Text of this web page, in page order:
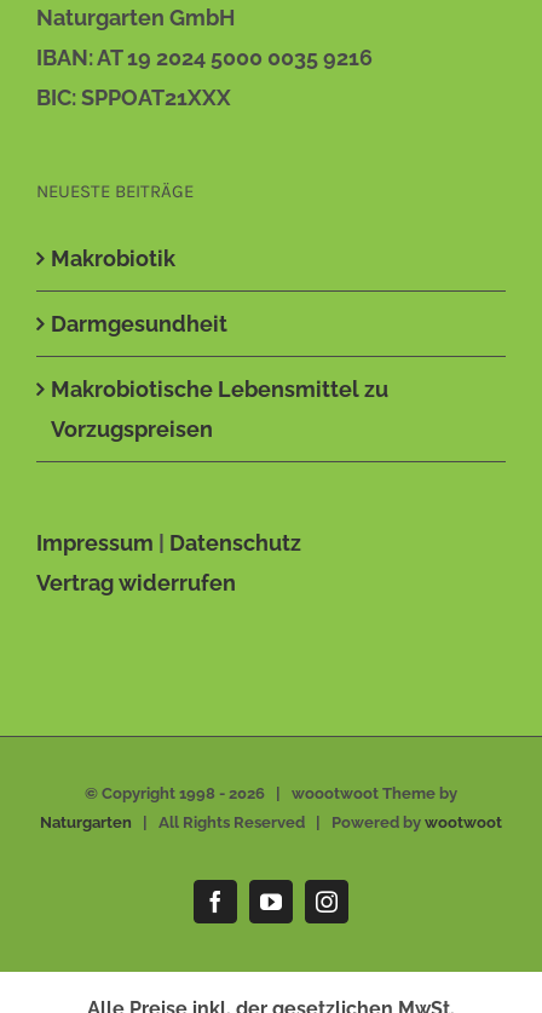
Naturgarten GmbH
IBAN: AT 19 2024 5000 0035 9216
BIC: SPPOAT21XXX
NEUESTE BEITRÄGE
Makrobiotik
Darmgesundheit
Makrobiotische Lebensmittel zu
Vorzugspreisen
Impressum
Datenschutz
Vertrag widerrufen
© Copyright 1998 - 2026 | woootwoot Theme by
Naturgarten | All Rights Reserved | Powered by wootwoot
FacebookYouTubeInstagram